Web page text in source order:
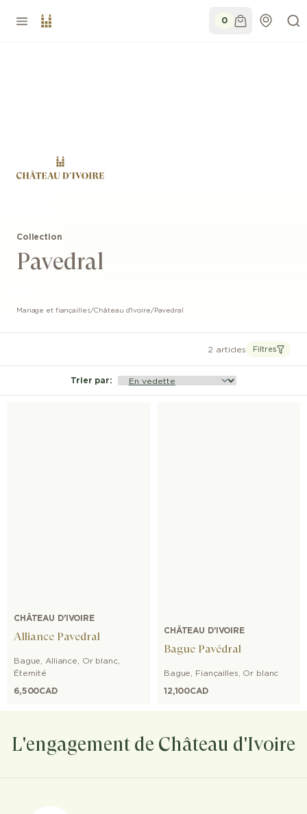
0
Collection
Pavedral
Mariage et fiançailles/Château d'Ivoire/Pavedral
2 articles Filtres
Trier par:
CHÂTEAU D'IVOIRE
Alliance Pavedral
Bague Alliance Or blanc,
Éternité
6,500CAD
CHÂTEAU D'IVOIRE
Bague Pavédral
Bague Fiançailles Or blanc
12,100CAD
L'engagement de Château d'Ivoire